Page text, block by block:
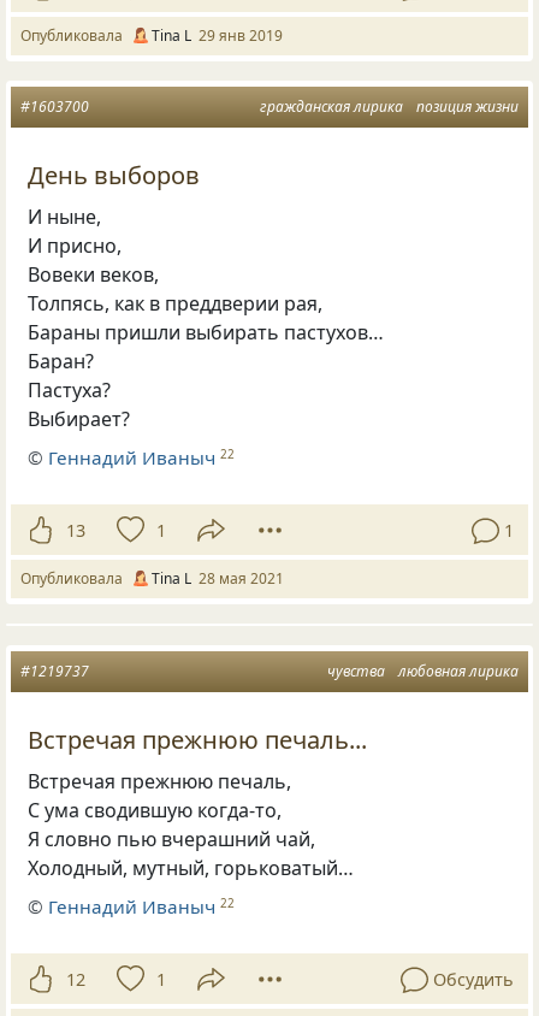
Опубликовала Tina L 29 янв 2019
гражданская лирика позиция жизни
#1603700
День выборов
И ныне,
И присно,
Вовеки веков,
Толпясь, как в преддверии рая,
Бараны пришли выбирать пастухов…
Баран?
Пастуха?
Выбирает?
© Геннадий Иваныч 22
13 1 1
Опубликовала Tina L 28 мая 2021
чувства любовная лирика
#1219737
Встречая прежнюю печаль...
Встречая прежнюю печаль,
С ума сводившую когда-то,
Я словно пью вчерашний чай,
Холодный, мутный, горьковатый…
© Геннадий Иваныч 22
12 1 Обсудить